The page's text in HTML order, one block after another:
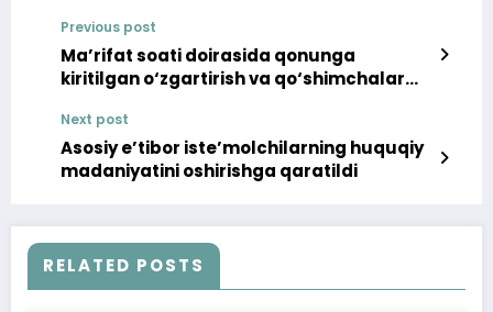
Previous post
Ma’rifat soati doirasida qonunga
kiritilgan o‘zgartirish va qo‘shimchalar
Next post
Asosiy e’tibor iste’molchilarning huquqiy
madaniyatini oshirishga qaratildi
RELATED POSTS